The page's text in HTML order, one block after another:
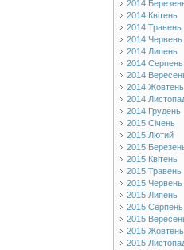
2014
2014 Квітень
2014 Травень
2014 Червень
2014 Липень
2014 Серпень
2014
2014 Жовтень
2014
2014 Грудень
2015 Січень
2015 Лютий
2015
2015 Квітень
2015 Травень
2015 Червень
2015 Липень
2015 Серпень
2015
2015 Жовтень
2015